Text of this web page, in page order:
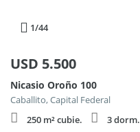
1/44
USD 5.500
Nicasio Oroño 100
Caballito, Capital Federal
250 m² cubie.
3 dorm.